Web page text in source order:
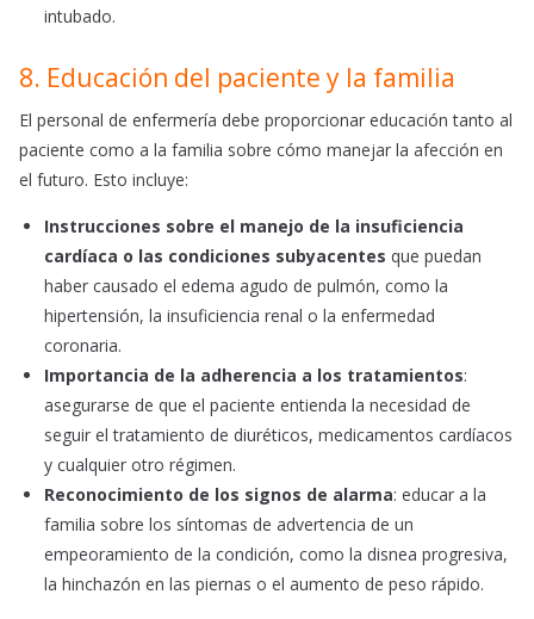
intubado.
8. Educación del paciente y la familia
El personal de enfermería debe proporcionar educación tanto al
paciente como a la familia sobre cómo manejar la afección en
el futuro. Esto incluye:
Instrucciones sobre el manejo de la insuficiencia
cardíaca o las condiciones subyacentes que puedan
haber causado el edema agudo de pulmón, como la
hipertensión, la insuficiencia renal o la enfermedad
coronaria.
Importancia de la adherencia a los tratamientos:
asegurarse de que el paciente entienda la necesidad de
seguir el tratamiento de diuréticos, medicamentos cardíacos
y cualquier otro régimen.
Reconocimiento de los signos de alarma: educar a la
familia sobre los síntomas de advertencia de un
empeoramiento de la condición, como la disnea progresiva,
la hinchazón en las piernas o el aumento de peso rápido.